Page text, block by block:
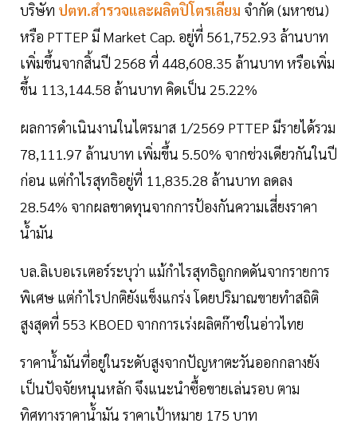
บริษัท ปตท.สำรวจและผลิตปิโตรเลียม จำกัด (มหาชน)
หรือ PTTEP มี Market Cap. อยู่ที่ 561,752.93 ล้านบาท
เพิ่มขึ้นจากสิ้นปี 2568 ที่ 448,608.35 ล้านบาท หรือเพิ่ม
ขึ้น 113,144.58 ล้านบาท คิดเป็น 25.22%
ผลการดำเนินงานในไตรมาส 1/2569 PTTEP มีรายได้รวม
78,111.97 ล้านบาท เพิ่มขึ้น 5.50% จากช่วงเดียวกันในปี
ก่อน แต่กำไรสุทธิอยู่ที่ 11,835.28 ล้านบาท ลดลง
28.54% จากผลขาดทุนจากการป้องกันความเสี่ยงราคา
น้ำมัน
บล.ลิเบอเรเตอร์ระบุว่า แม้กำไรสุทธิถูกกดดันจากรายการ
พิเศษ แต่กำไรปกติยังแข็งแกร่ง โดยปริมาณขายทำสถิติ
สูงสุดที่ 553 KBOED จากการเร่งผลิตก๊าซในอ่าวไทย
ราคาน้ำมันที่อยู่ในระดับสูงจากปัญหาตะวันออกกลางยัง
เป็นปัจจัยหนุนหลัก จึงแนะนำซื้อขายเล่นรอบ ตาม
ทิศทางราคาน้ำมัน ราคาเป้าหมาย 175 บาท